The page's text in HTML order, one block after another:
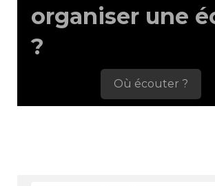
organiser une
?
Où écouter ?